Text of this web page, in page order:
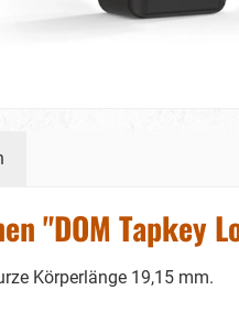
"DOM Tapkey
Körperlänge 19,15 mm.